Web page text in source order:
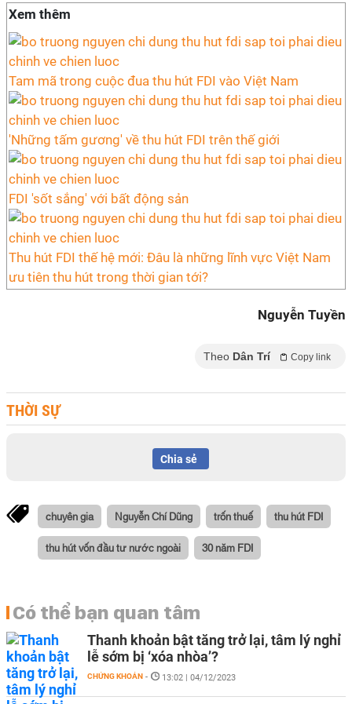
Xem thêm
Tam mã trong cuộc đua thu hút FDI vào Việt Nam
'Những tấm gương' về thu hút FDI trên thế giới
FDI 'sốt sắng' với bất động sản
Thu hút FDI thế hệ mới: Đâu là những lĩnh vực Việt Nam
ưu tiên thu hút trong thời gian tới?
Nguyễn Tuyền
Theo Dân Trí Copy link
THỜI SỰ
Chia sẻ
chuyên gia Nguyễn Chí Dũng trốn thuế thu hút FDI
thu hút vốn đầu tư nước ngoài 30 năm FDI
Có thể bạn quan tâm
Thanh khoản bật tăng trở lại, tâm lý nghỉ
lễ sớm bị ‘xóa nhòa’?
CHỨNG KHOÁN - 13:02 | 04/12/2023